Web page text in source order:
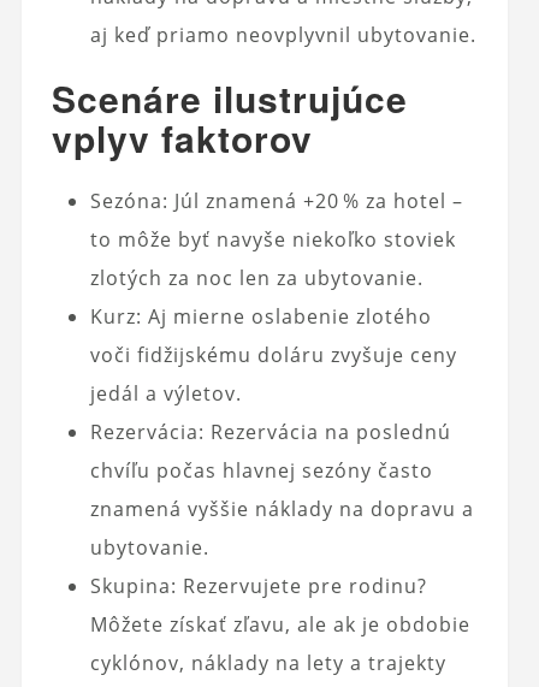
aj keď priamo neovplyvnil ubytovanie.
Scenáre ilustrujúce
vplyv faktorov
Sezóna: Júl znamená +20 % za hotel –
to môže byť navyše niekoľko stoviek
zlotých za noc len za ubytovanie.
Kurz: Aj mierne oslabenie zlotého
voči fidžijskému doláru zvyšuje ceny
jedál a výletov.
Rezervácia: Rezervácia na poslednú
chvíľu počas hlavnej sezóny často
znamená vyššie náklady na dopravu a
ubytovanie.
Skupina: Rezervujete pre rodinu?
Môžete získať zľavu, ale ak je obdobie
cyklónov, náklady na lety a trajekty